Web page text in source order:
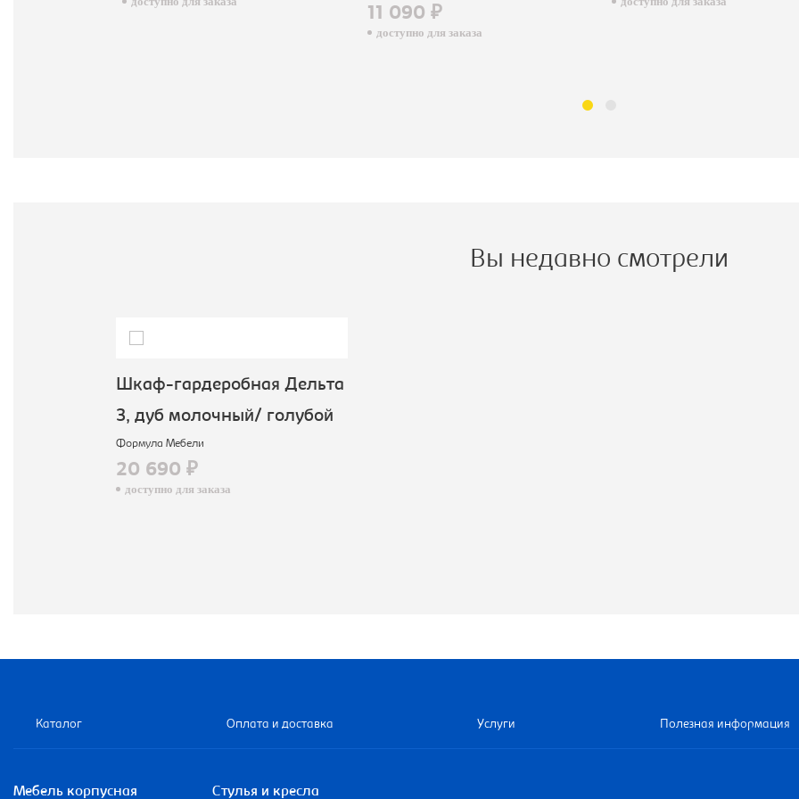
11 090 ₽
доступно для заказа
Вы недавно смотрели
Шкаф-гардеробная Дельта
3, дуб молочный/ голубой
Формула Мебели
20 690 ₽
доступно для заказа
Каталог Оплата и доставка Услуги Полезная информация
Мебель корпусная Стулья и кресла